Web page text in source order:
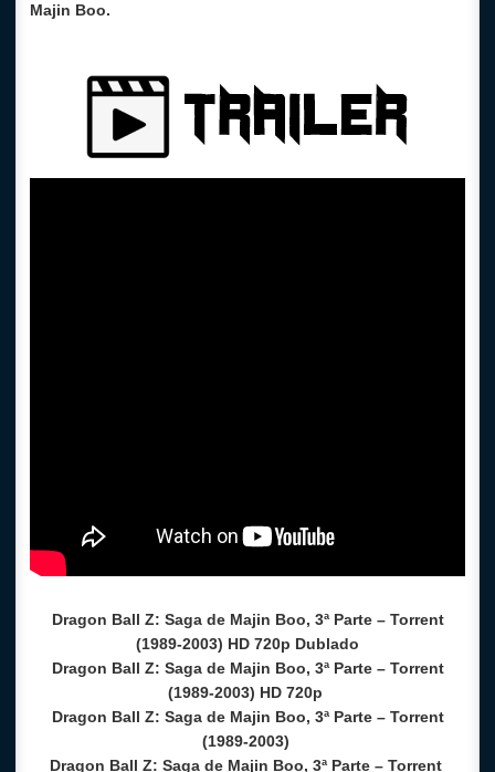
Majin Boo.
Dragon Ball Z: Saga de Majin Boo, 3ª Parte – Torrent
(1989-2003) HD 720p Dublado
Dragon Ball Z: Saga de Majin Boo, 3ª Parte – Torrent
(1989-2003) HD 720p
Dragon Ball Z: Saga de Majin Boo, 3ª Parte – Torrent
(1989-2003)
Dragon Ball Z: Saga de Majin Boo, 3ª Parte – Torrent